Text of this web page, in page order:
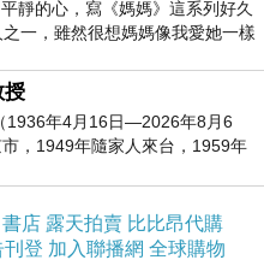
靜的心，寫《媽媽》這系列好久
一，雖然很想媽媽像我愛她一樣
授
1936年4月16日—2026年8月6
，1949年隨家人來台，1959年
濟發展博士學位。曾任
書店 露天拍賣 比比昂代購
刊登 加入聯播網 全球購物